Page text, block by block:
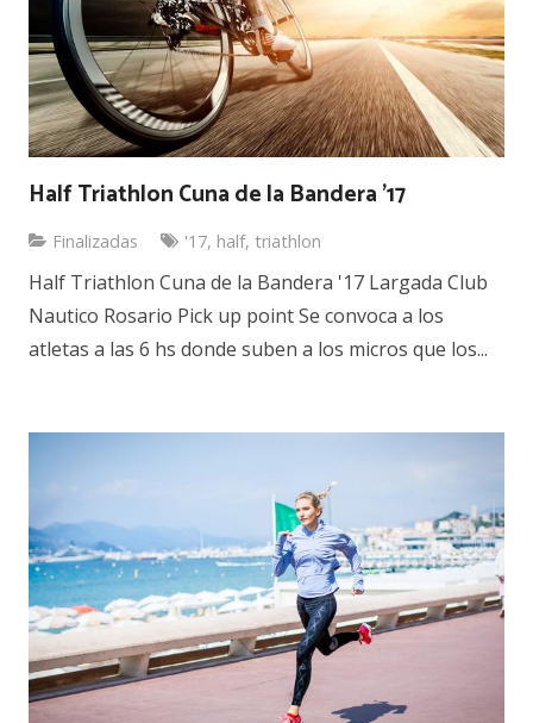
Half Triathlon Cuna de la Bandera ’17
Finalizadas '17, half, triathlon
Half Triathlon Cuna de la Bandera '17 Largada Club
Nautico Rosario Pick up point Se convoca a los
atletas a las 6 hs donde suben a los micros que los...